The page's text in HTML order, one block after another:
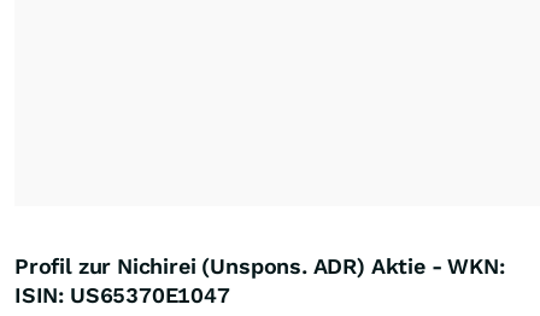
Profil zur Nichirei (Unspons. ADR) Aktie - WKN:
ISIN: US65370E1047